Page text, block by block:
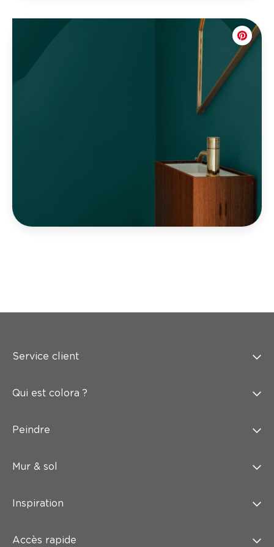
Service client
Qui est colora ?
Peindre
Mur & sol
Inspiration
Accès rapide